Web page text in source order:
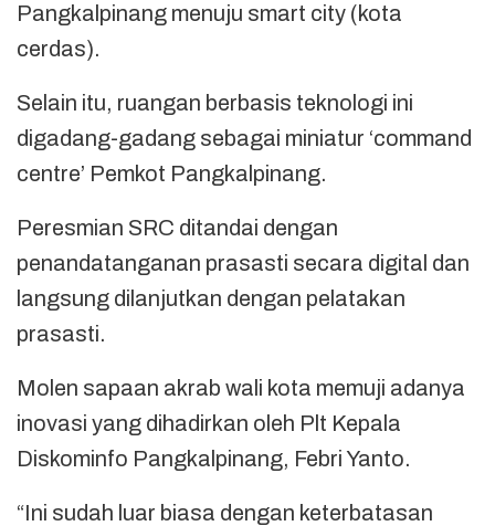
Pangkalpinang menuju smart city (kota
cerdas).
Selain itu, ruangan berbasis teknologi ini
digadang-gadang sebagai miniatur ‘command
centre’ Pemkot Pangkalpinang.
Peresmian SRC ditandai dengan
penandatanganan prasasti secara digital dan
langsung dilanjutkan dengan pelatakan
prasasti.
Molen sapaan akrab wali kota memuji adanya
inovasi yang dihadirkan oleh Plt Kepala
Diskominfo Pangkalpinang, Febri Yanto.
“Ini sudah luar biasa dengan keterbatasan